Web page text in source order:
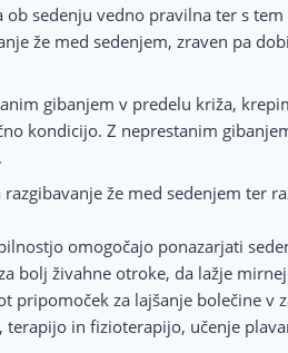
sedenju vedno pravilna ter s
že med sedenjem, zraven pa
gibanjem v predelu križa,
kondicijo. Z neprestanim
že med sedenjem ter
omogočajo ponazarjati
bolj živahne otroke, da lažje
pripomoček za lajšanje bolečine v
in fizioterapijo, učenje